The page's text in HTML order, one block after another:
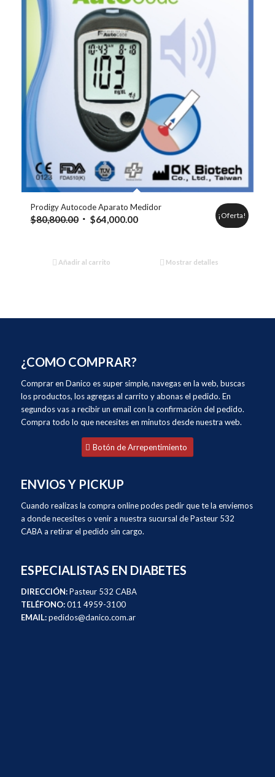
Prodigy Autocode Aparato Medidor
$80,800.00 El
era:
$64,000.00El
¡Oferta!
Añadir al carrito Mostrar detalles
¿COMO COMPRAR?
Comprar en Danico es super simple, navegas en la web, buscas
los productos, los agregas al carrito y abonas el pedido. En
segundos vas a recibir un email con la confirmación del pedido.
Compra todo lo que necesites en minutos desde nuestra web.
Botón de Arrepentimiento
ENVIOS Y PICKUP
Cuando realizas la compra online podes pedir que te la enviemos
a donde necesites o venir a nuestra sucursal de Pasteur 532
CABA a retirar el pedido sin cargo.
ESPECIALISTAS EN DIABETES
DIRECCIÓN:Pasteur 532 CABA
TELÉFONO:011 4959-3100
EMAIL:pedidos@danico.com.ar